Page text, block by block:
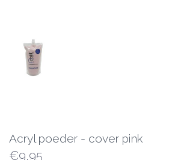
Acryl poeder - cover pink
€9,95